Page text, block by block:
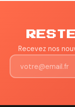
Recevez nos